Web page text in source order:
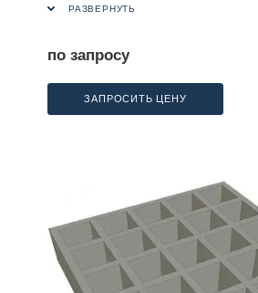
РАЗВЕРНУТЬ
по запросу
ЗАПРОСИТЬ ЦЕНУ